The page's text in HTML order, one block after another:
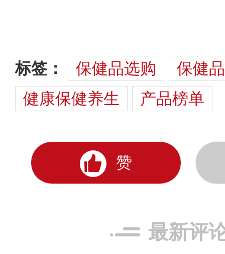
标签： 保健品选购
保健品
健康保健养生
产品榜单
赞
最新评